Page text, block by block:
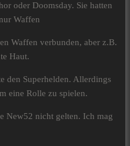
oder Doomsday. Sie hatten
Waffen
Waffen verbunden, aber z.B.
Haut.
den Superhelden. Allerdings
eine Rolle zu spielen.
New52 nicht gelten. Ich mag